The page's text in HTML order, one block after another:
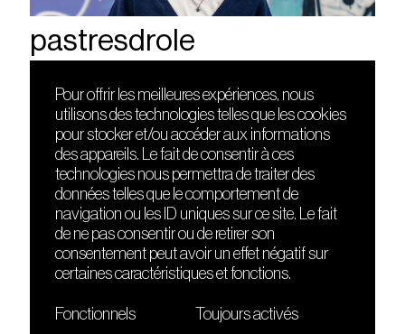
pastresdrole
DÉCOUVRIR
Le lieu
Contact
Presse
Cours de DJing
TMLAB
FRIENDS
Nuits sonores
HEAT
Hôtel71
La Gaîté Lyrique
Pour offrir les meilleures expériences, nous
utilisons des technologies telles que les cookies
pour stocker et/ou accéder aux informations
des appareils. Le fait de consentir à ces
technologies nous permettra de traiter des
données telles que le comportement de
navigation ou les ID uniques sur ce site. Le fait
de ne pas consentir ou de retirer son
consentement peut avoir un effet négatif sur
certaines caractéristiques et fonctions.
Fonctionnels Toujours activés